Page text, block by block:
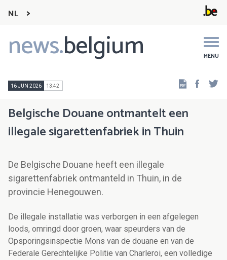
NL
news.belgium MENU
Main
navigation
16 JUN 2026 13:42
Belgische Douane ontmantelt een
illegale sigarettenfabriek in Thuin
De Belgische Douane heeft een illegale
sigarettenfabriek ontmanteld in Thuin, in de
provincie Henegouwen.
De illegale installatie was verborgen in een afgelegen
loods, omringd door groen, waar speurders van de
Opsporingsinspectie Mons van de douane en van de
Federale Gerechtelijke Politie van Charleroi, een volledige